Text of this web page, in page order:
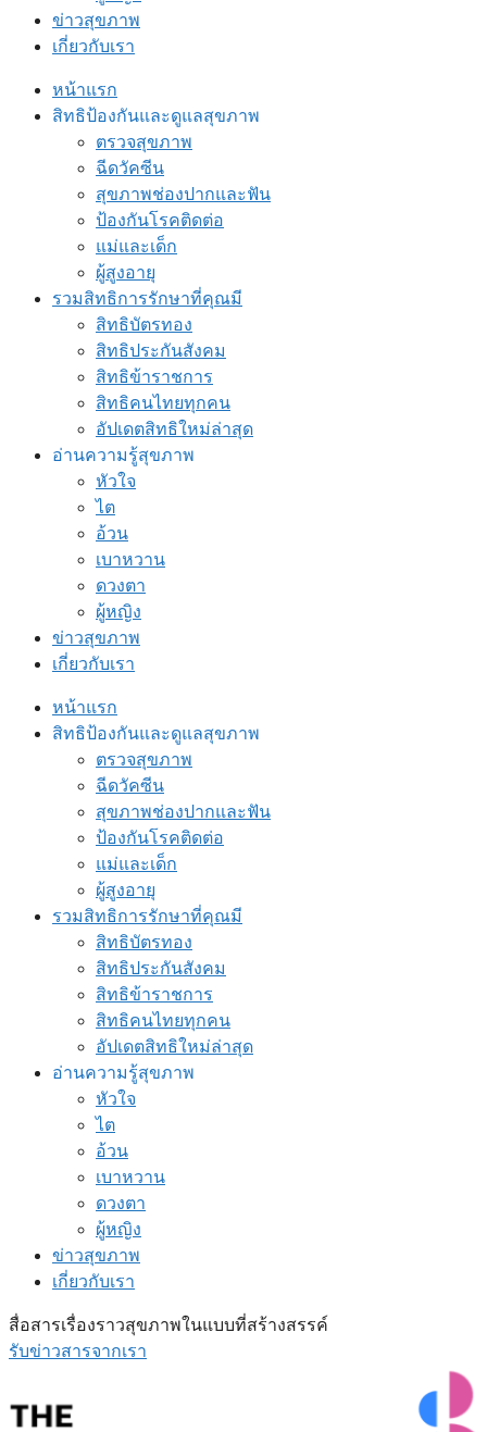
ข่าวสุขภาพ
เกี่ยวกับเรา
หน้าแรก
สิทธิป้องกันและดูแลสุขภาพ
ตรวจสุขภาพ
ฉีดวัคซีน
สุขภาพช่องปากและฟัน
ป้องกันโรคติดต่อ
แม่และเด็ก
ผู้สูงอายุ
รวมสิทธิการรักษาที่คุณมี
สิทธิบัตรทอง
สิทธิประกันสังคม
สิทธิข้าราชการ
สิทธิคนไทยทุกคน
อัปเดตสิทธิใหม่ล่าสุด
อ่านความรู้สุขภาพ
หัวใจ
ไต
อ้วน
เบาหวาน
ดวงตา
ผู้หญิง
ข่าวสุขภาพ
เกี่ยวกับเรา
หน้าแรก
สิทธิป้องกันและดูแลสุขภาพ
ตรวจสุขภาพ
ฉีดวัคซีน
สุขภาพช่องปากและฟัน
ป้องกันโรคติดต่อ
แม่และเด็ก
ผู้สูงอายุ
รวมสิทธิการรักษาที่คุณมี
สิทธิบัตรทอง
สิทธิประกันสังคม
สิทธิข้าราชการ
สิทธิคนไทยทุกคน
อัปเดตสิทธิใหม่ล่าสุด
อ่านความรู้สุขภาพ
หัวใจ
ไต
อ้วน
เบาหวาน
ดวงตา
ผู้หญิง
ข่าวสุขภาพ
เกี่ยวกับเรา
สื่อสารเรื่องราวสุขภาพในแบบที่สร้างสรรค์
รับข่าวสารจากเรา